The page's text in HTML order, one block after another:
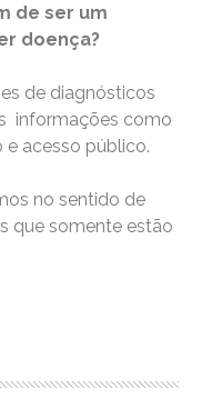
de ser um
doença?
de diagnósticos
informações como
acesso público.
no sentido de
que somente estão